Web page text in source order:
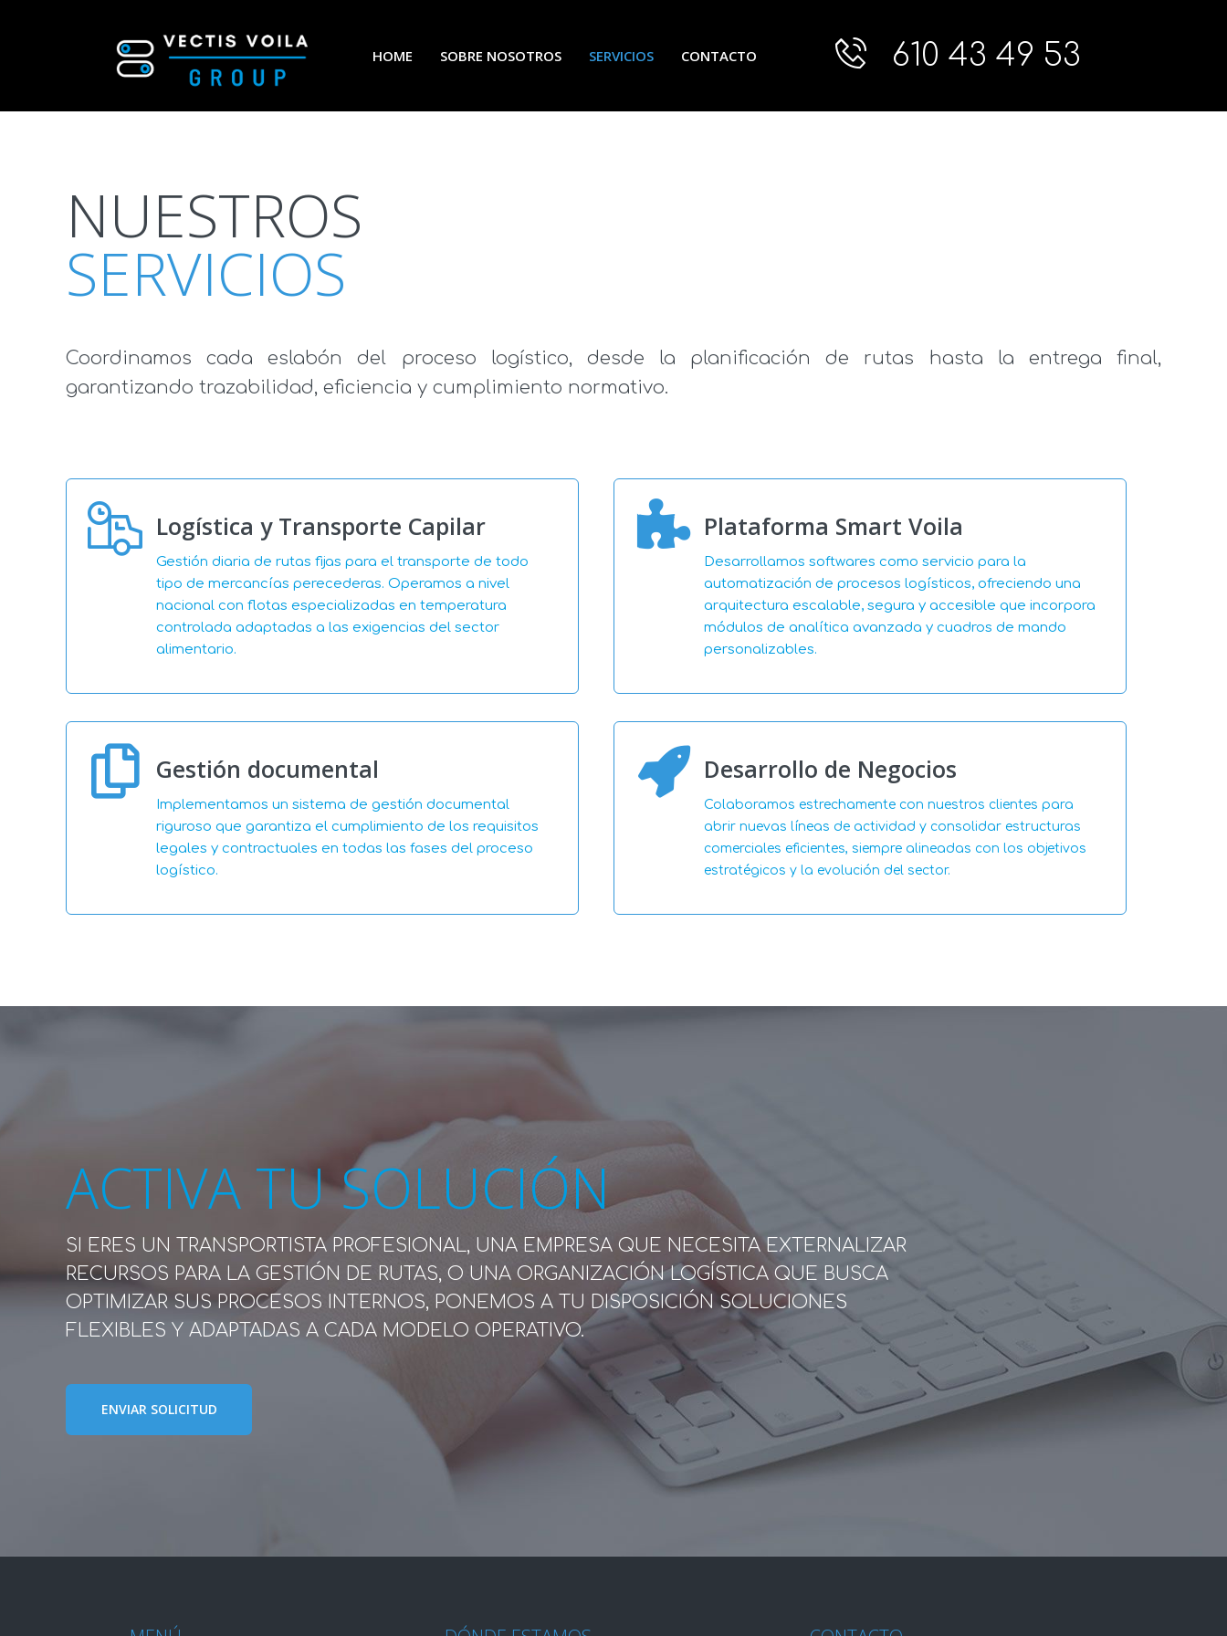
HOME SOBRE NOSOTROS SERVICIOS CONTACTO 610 43 49 53
NUESTROS
SERVICIOS
Coordinamos cada eslabón del proceso logístico, desde la planificación de rutas hasta la entrega final,
garantizando trazabilidad, eficiencia y cumplimiento normativo.
Logística y Transporte Capilar
Gestión diaria de rutas fijas para el transporte de todo
tipo de mercancías perecederas. Operamos a nivel
nacional con flotas especializadas en temperatura
controlada adaptadas a las exigencias del sector
alimentario.
Gestión documental
Implementamos un sistema de gestión documental
riguroso que garantiza el cumplimiento de los requisitos
legales y contractuales en todas las fases del proceso
logístico.
Plataforma Smart Voila
Desarrollamos softwares como servicio para la
automatización de procesos logísticos, ofreciendo una
arquitectura escalable, segura y accesible que incorpora
módulos de analítica avanzada y cuadros de mando
personalizables.
Desarrollo de Negocios
Colaboramos estrechamente con nuestros clientes para
abrir nuevas líneas de actividad y consolidar estructuras
comerciales eficientes, siempre alineadas con los objetivos
estratégicos y la evolución del sector.
ACTIVA TU SOLUCIÓN
SI ERES UN TRANSPORTISTA PROFESIONAL, UNA EMPRESA QUE NECESITA EXTERNALIZAR
RECURSOS PARA LA GESTIÓN DE RUTAS, O UNA ORGANIZACIÓN LOGÍSTICA QUE BUSCA
OPTIMIZAR SUS PROCESOS INTERNOS, PONEMOS A TU DISPOSICIÓN SOLUCIONES
FLEXIBLES Y ADAPTADAS A CADA MODELO OPERATIVO.
ENVIAR SOLICITUD